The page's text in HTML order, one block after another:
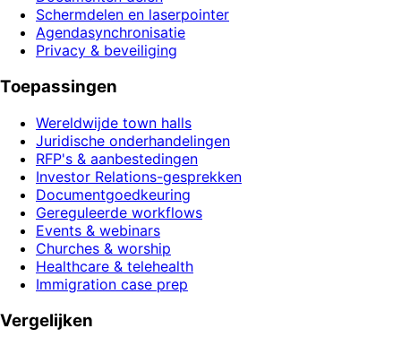
Schermdelen en laserpointer
Agendasynchronisatie
Privacy & beveiliging
Toepassingen
Wereldwijde town halls
Juridische onderhandelingen
RFP's & aanbestedingen
Investor Relations-gesprekken
Documentgoedkeuring
Gereguleerde workflows
Events & webinars
Churches & worship
Healthcare & telehealth
Immigration case prep
Vergelijken